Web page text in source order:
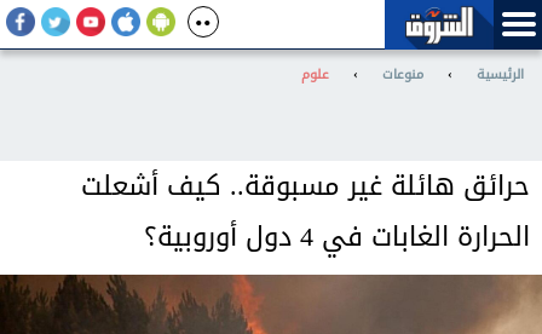
الرئيسية › منوعات › علوم
حرائق هائلة غير مسبوقة.. كيف أشعلت
الحرارة الغابات في 4 دول أوروبية؟